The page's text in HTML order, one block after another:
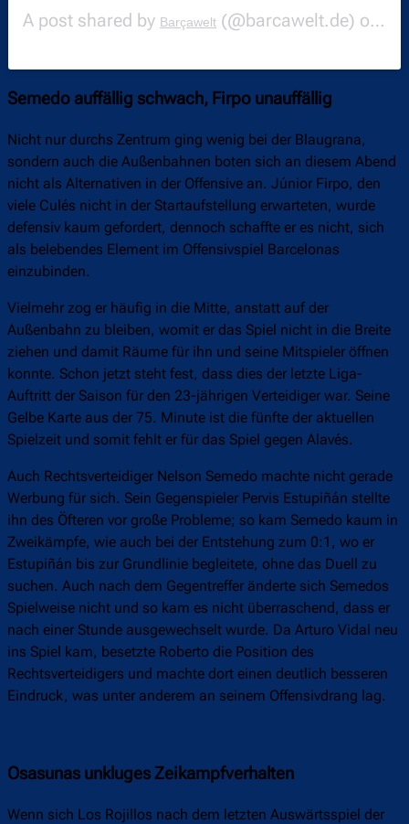
A post shared by Barçawelt (@barcawelt.de) on
Semedo auffällig schwach, Firpo unauffällig
Nicht nur durchs Zentrum ging wenig bei der Blaugrana,
sondern auch die Außenbahnen boten sich an diesem Abend
nicht als Alternativen in der Offensive an. Júnior Firpo, den
viele Culés nicht in der Startaufstellung erwarteten, wurde
defensiv kaum gefordert, dennoch schaffte er es nicht, sich
als belebendes Element im Offensivspiel Barcelonas
einzubinden.
Vielmehr zog er häufig in die Mitte, anstatt auf der
Außenbahn zu bleiben, womit er das Spiel nicht in die Breite
ziehen und damit Räume für ihn und seine Mitspieler öffnen
konnte. Schon jetzt steht fest, dass dies der letzte Liga-
Auftritt der Saison für den 23-jährigen Verteidiger war. Seine
Gelbe Karte aus der 75. Minute ist die fünfte der aktuellen
Spielzeit und somit fehlt er für das Spiel gegen Alavés.
Auch Rechtsverteidiger Nelson Semedo machte nicht gerade
Werbung für sich. Sein Gegenspieler Pervis Estupiñán stellte
ihn des Öfteren vor große Probleme; so kam Semedo kaum in
Zweikämpfe, wie auch bei der Entstehung zum 0:1, wo er
Estupiñán bis zur Grundlinie begleitete, ohne das Duell zu
suchen. Auch nach dem Gegentreffer änderte sich Semedos
Spielweise nicht und so kam es nicht überraschend, dass er
nach einer Stunde ausgewechselt wurde. Da Arturo Vidal neu
ins Spiel kam, besetzte Roberto die Position des
Rechtsverteidigers und machte dort einen deutlich besseren
Eindruck, was unter anderem an seinem Offensivdrang lag.
Osasunas unkluges Zeikampfverhalten
Wenn sich Los Rojillos nach dem letzten Auswärtsspiel der